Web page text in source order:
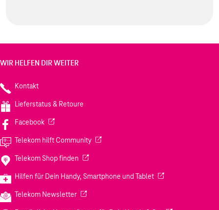
WIR HELFEN DIR WEITER
Kontakt
Lieferstatus & Retoure
Facebook(Wird in einem neuen Tab geöffnet)
Telekom hilft Community(Wird in einem neuen Tab geöffnet)
Telekom Shop finden (Wird in einem neuen Tab geöffnet)
Hilfen für Dein Handy, Smartphone und Tablet(Wird in einem
Telekom Newsletter(Wird in einem neuen Tab geöffnet)